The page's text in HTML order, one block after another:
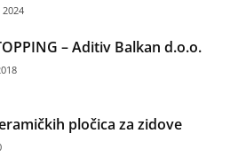
– Aditiv Balkan d.o.o.
pločica za zidove